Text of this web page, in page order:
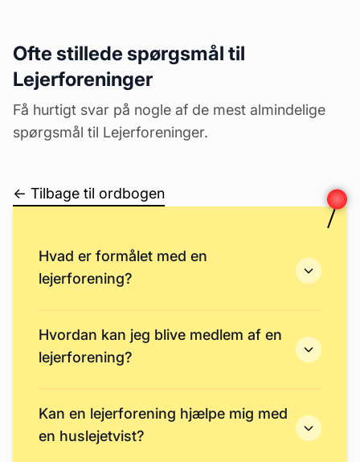
Ofte stillede spørgsmål til
Lejerforeninger
Få hurtigt svar på nogle af de mest almindelige
spørgsmål til Lejerforeninger.
← Tilbage til ordbogen
Hvad er formålet med en
lejerforening?
Hvordan kan jeg blive medlem af en
lejerforening?
Kan en lejerforening hjælpe mig med
en huslejetvist?